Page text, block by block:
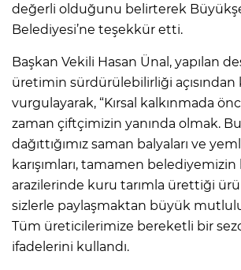
değerli olduğunu belirterek
Belediyesi’ne teşekkür etti.
Başkan Vekili Hasan Ünal, yapılan
üretimin sürdürülebilirliği
vurgulayarak, “Kırsal kalkınmada
zaman çiftçimizin yanında olmak.
dağıttığımız saman balyaları ve
karışımları, tamamen
arazilerinde kuru tarımla ürettiği
sizlerle paylaşmaktan büyük
Tüm üreticilerimize bereketli bir
ifadelerini kullandı.